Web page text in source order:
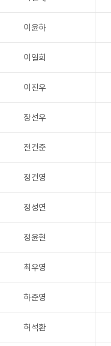
이윤하
이일희
이진우
장선우
전건준
정건영
정성연
정윤현
최우영
하준영
허석환